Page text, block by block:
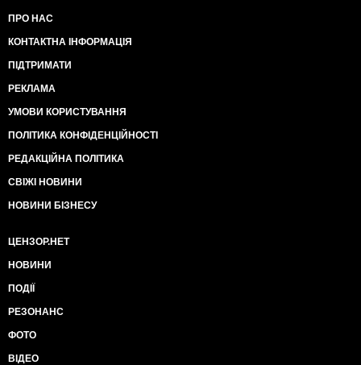
ПРО НАС
КОНТАКТНА ІНФОРМАЦІЯ
ПІДТРИМАТИ
РЕКЛАМА
УМОВИ КОРИСТУВАННЯ
ПОЛІТИКА КОНФІДЕНЦІЙНОСТІ
РЕДАКЦІЙНА ПОЛІТИКА
СВІЖІ НОВИНИ
НОВИНИ БІЗНЕСУ
ЦЕНЗОР.НЕТ
НОВИНИ
ПОДІЇ
РЕЗОНАНС
ФОТО
ВІДЕО